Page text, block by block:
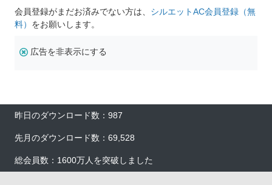
会員登録がまだお済みでない方は、 シルエットAC会員登録（無
料） をお願いします。
広告を非表示にする
昨日のダウンロード数：987
先月のダウンロード数：69,528
総会員数：1600万人を突破しました